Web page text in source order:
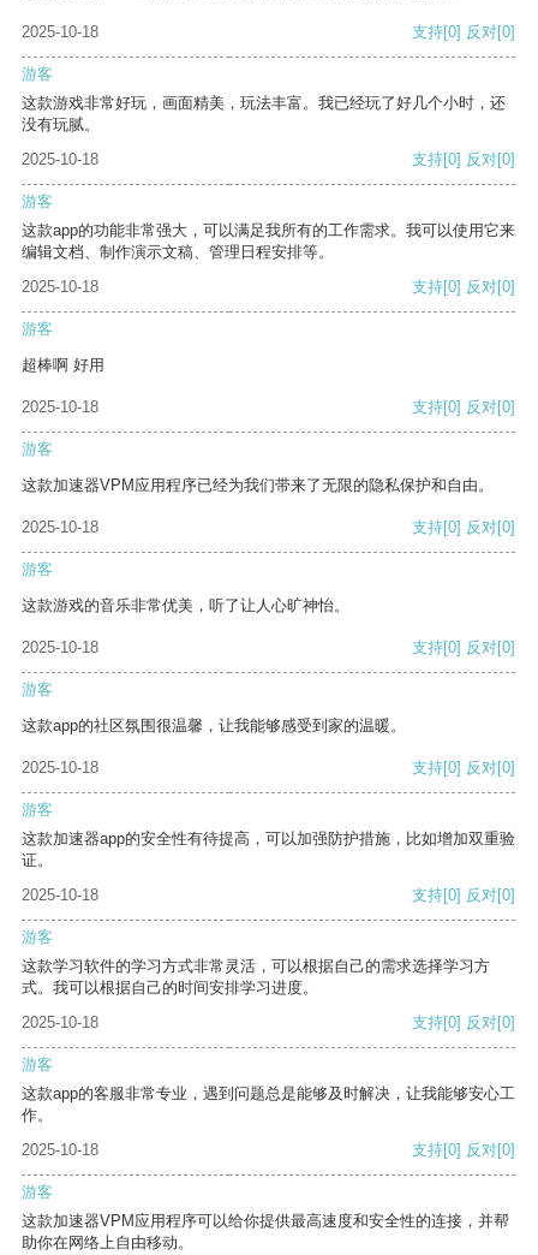
2025-10-18 支持[0] 反对[0]
游客
这款游戏非常好玩，画面精美，玩法丰富。我已经玩了好几个小时，还
没有玩腻。
2025-10-18
支持[0] 反对[0]
游客
这款app的功能非常强大，可以满足我所有的工作需求。我可以使用它来
编辑文档、制作演示文稿、管理日程安排等。
2025-10-18
支持[0] 反对[0]
游客
超棒啊 好用
2025-10-18 支持[0] 反对[0]
游客
这款加速器VPM应用程序已经为我们带来了无限的隐私保护和自由。
2025-10-18 支持[0] 反对[0]
游客
这款游戏的音乐非常优美，听了让人心旷神怡。
2025-10-18 支持[0] 反对[0]
游客
这款app的社区氛围很温馨，让我能够感受到家的温暖。
2025-10-18 支持[0] 反对[0]
游客
这款加速器app的安全性有待提高，可以加强防护措施，比如增加双重验
证。
2025-10-18
支持[0] 反对[0]
游客
这款学习软件的学习方式非常灵活，可以根据自己的需求选择学习方
式。我可以根据自己的时间安排学习进度。
2025-10-18
支持[0] 反对[0]
游客
这款app的客服非常专业，遇到问题总是能够及时解决，让我能够安心工
作。
2025-10-18
支持[0] 反对[0]
游客
这款加速器VPM应用程序可以给你提供最高速度和安全性的连接，并帮
助你在网络上自由移动。